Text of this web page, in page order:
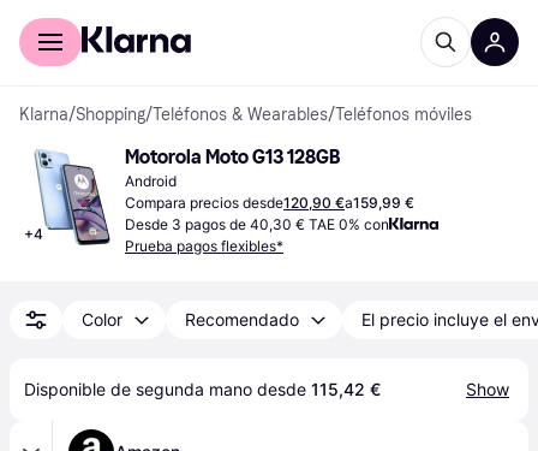
Comprar con Klarna
Klarna/Shopping/Teléfonos & Wearables/Teléfonos móviles
+4
Motorola Moto G13 128GB
Android
Compara precios desde120,90 €a159,99 €
Desde 3 pagos de 40,30 € TAE 0% con
Prueba pagos flexibles*
Color Recomendado El precio incluye el
Disponible de segunda mano desde 115,42 € Show